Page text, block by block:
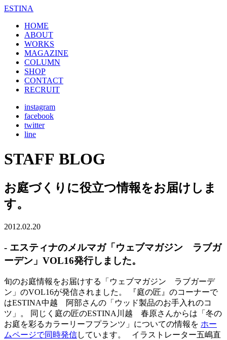
ESTINA
HOME
ABOUT
WORKS
MAGAZINE
COLUMN
SHOP
CONTACT
RECRUIT
instagram
facebook
twitter
line
STAFF BLOG
お庭づくりに役立つ情報をお届けしま
す。
2012.02.20
- エスティナのメルマガ「ウェブマガジン ラブガ
ーデン」VOL16発行しました。
旬のお庭情報をお届けする「ウェブマガジン ラブガーデ
ン」のVOL16が発信されました。 『庭の匠』のコーナーで
はESTINA中越 阿部さんの「ウッド製品のお手入れのコ
ツ」。 同じく庭の匠のESTINA川越 春原さんからは「冬の
お庭を彩るカラーリーフプランツ」についての情報を ホー
ムページで同時発信しています。 イラストレーター五嶋直